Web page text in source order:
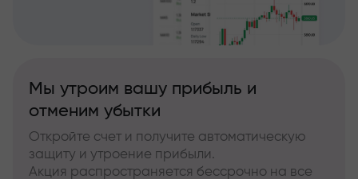
Мы утроим вашу прибыль и
отменим убытки
Откройте счет и получите автоматическую
защиту и утроение прибыли.
Акция распространяется бессрочно на все